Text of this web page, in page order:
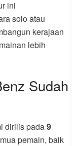
ini
solo atau
kerajaan
lebih
Sudah
dirilis pada9
pemain, baik